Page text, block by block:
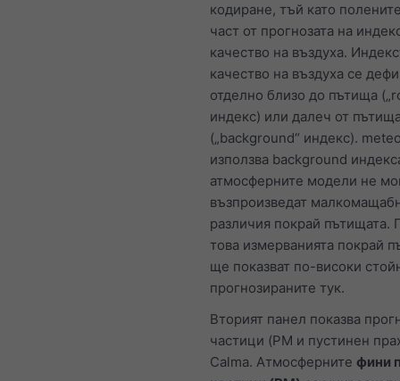
кодиране, тъй като
част от прогнозата на
качество на въздуха.
качество на въздуха се
отделно близо до пътища
индекс) или далеч от
(„background“ индекс).
използва background
атмосферните модели не
възпроизведат
различия покрай пътищата.
това измерванията покрай
ще показват по-високи
прогнозираните тук.
Вторият панел показва
частици (PM и пустинен
Calma. Атмосферните фини